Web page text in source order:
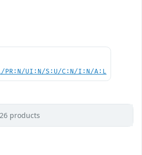
PR:N/UI:N/S:U/C:N/I:N/A:L
26 products